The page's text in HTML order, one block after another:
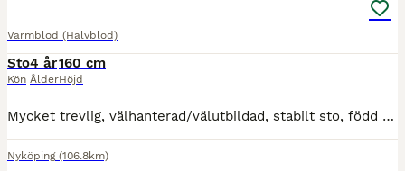
Varmblod (Halvblod)
Sto
Kön
4 år
Ålder
160 cm
Höjd
Mycket trevlig, välhanterad/välutbildad, stabilt sto, född 2022, säljes till målmedveten dressyrryttare som kan garantera ett varaktigt gott hem. Finns på BLUP, stofamilj 48, e: Suarez, eu: Zuidenwin
Nyköping (106.8km)